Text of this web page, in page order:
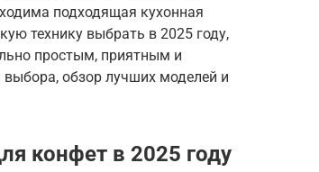
подходящая кухонная
технику выбрать в 2025 году,
простым, приятным и
обзор лучших моделей и
конфет в 2025 году